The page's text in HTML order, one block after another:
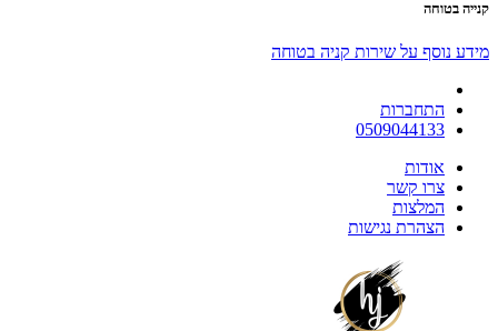
קנייה בטוחה
מידע נוסף על שירות קניה בטוחה
התחברות
0509044133
אודות
צרו קשר
המלצות
הצהרת נגישות